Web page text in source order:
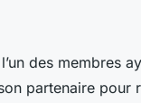
des membres
partenaire pour